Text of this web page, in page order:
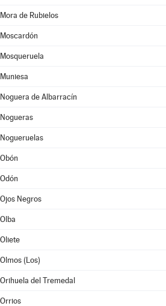
Mora de Rubielos
Moscardón
Mosqueruela
Muniesa
Noguera de Albarracín
Nogueras
Nogueruelas
Obón
Odón
Ojos Negros
Olba
Oliete
Olmos (Los)
Orihuela del Tremedal
Orrios